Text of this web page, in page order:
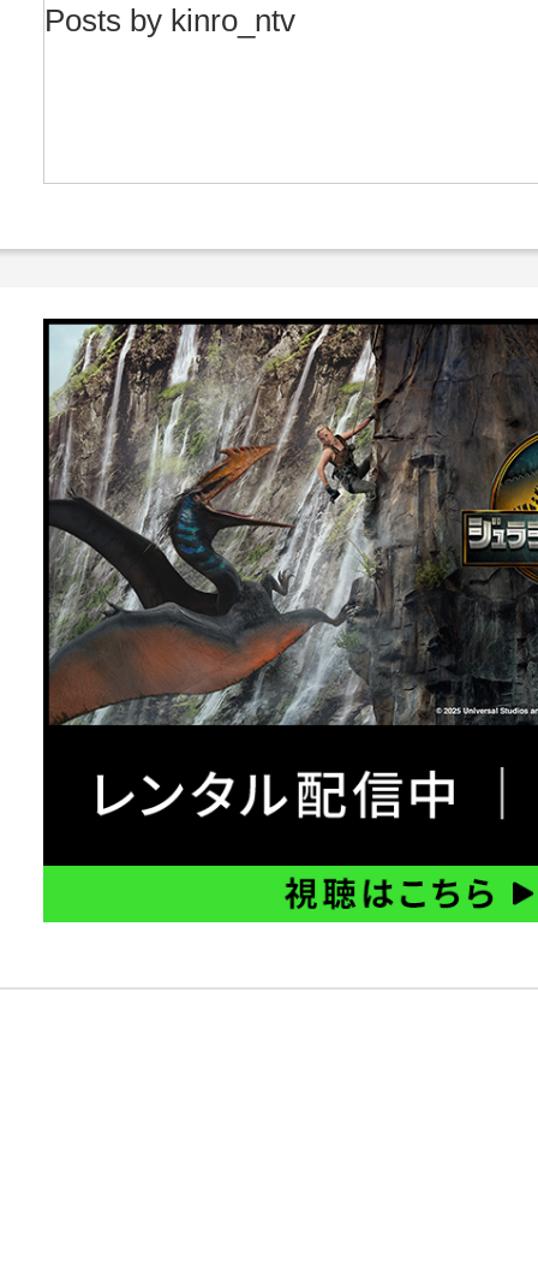
Posts by kinro_ntv